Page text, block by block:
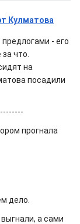
Кулматова
- его
что.
на
посадили
прогнала
дело.
а сами